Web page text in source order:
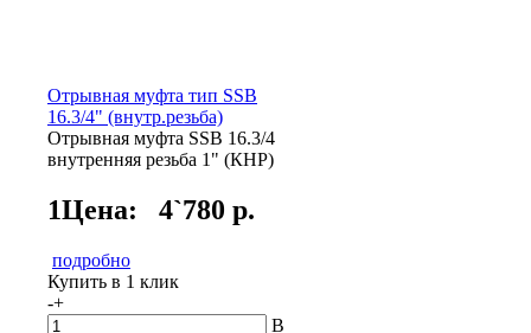
Отрывная муфта тип SSB
16.3/4" (внутр.резьба)
Отрывная муфта SSB 16.3/4
внутренняя резьба 1" (КНР)
1Цена: 4`780 р.
подробно
Купить в 1 клик
-+
В